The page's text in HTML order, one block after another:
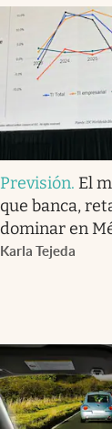
Previsión. El
que banca,
dominar en
Karla Tejeda